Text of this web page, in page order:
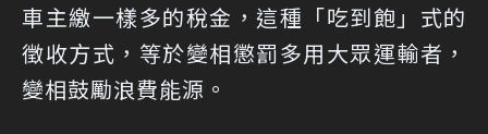
車主繳一樣多的稅金，這種「吃到飽」式的
徵收方式，等於變相懲罰多用大眾運輸者，
變相鼓勵浪費能源。